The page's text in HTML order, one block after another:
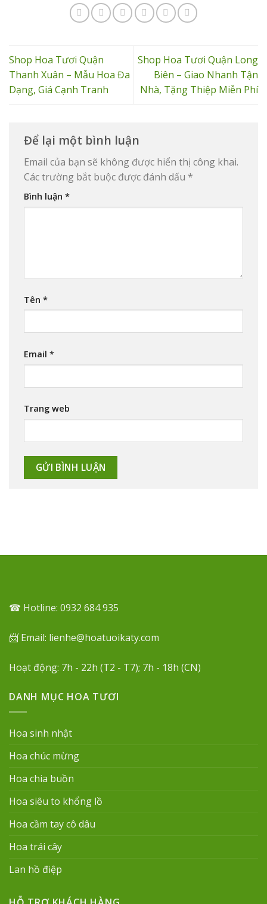
Shop Hoa Tươi Quận
Thanh Xuân – Mẫu Hoa Đa
Dạng, Giá Cạnh Tranh
Shop Hoa Tươi Quận Long
Biên – Giao Nhanh Tận
Nhà, Tặng Thiệp Miễn Phí
Để lại một bình luận
Email của bạn sẽ không được hiển thị công khai.
Các trường bắt buộc được đánh dấu *
Bình luận *
Tên *
Email *
Trang web
☎ Hotline: 0932 684 935
📨 Email: lienhe@hoatuoikaty.com
Hoạt động: 7h - 22h (T2 - T7); 7h - 18h (CN)
DANH MỤC HOA TƯƠI
Hoa sinh nhật
Hoa chúc mừng
Hoa chia buồn
Hoa siêu to khổng lồ
Hoa cầm tay cô dâu
Hoa trái cây
Lan hồ điệp